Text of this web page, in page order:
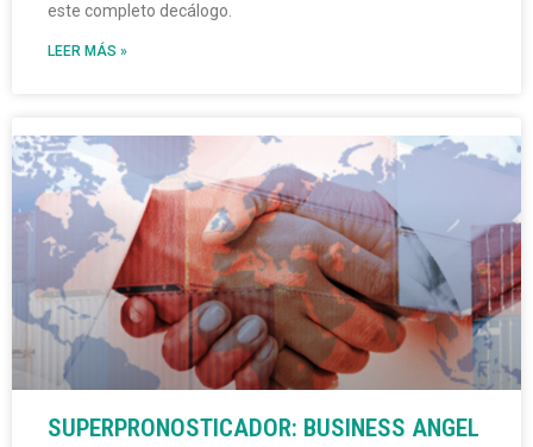
este completo decálogo.
LEER MÁS »
SUPERPRONOSTICADOR: BUSINESS ANGEL